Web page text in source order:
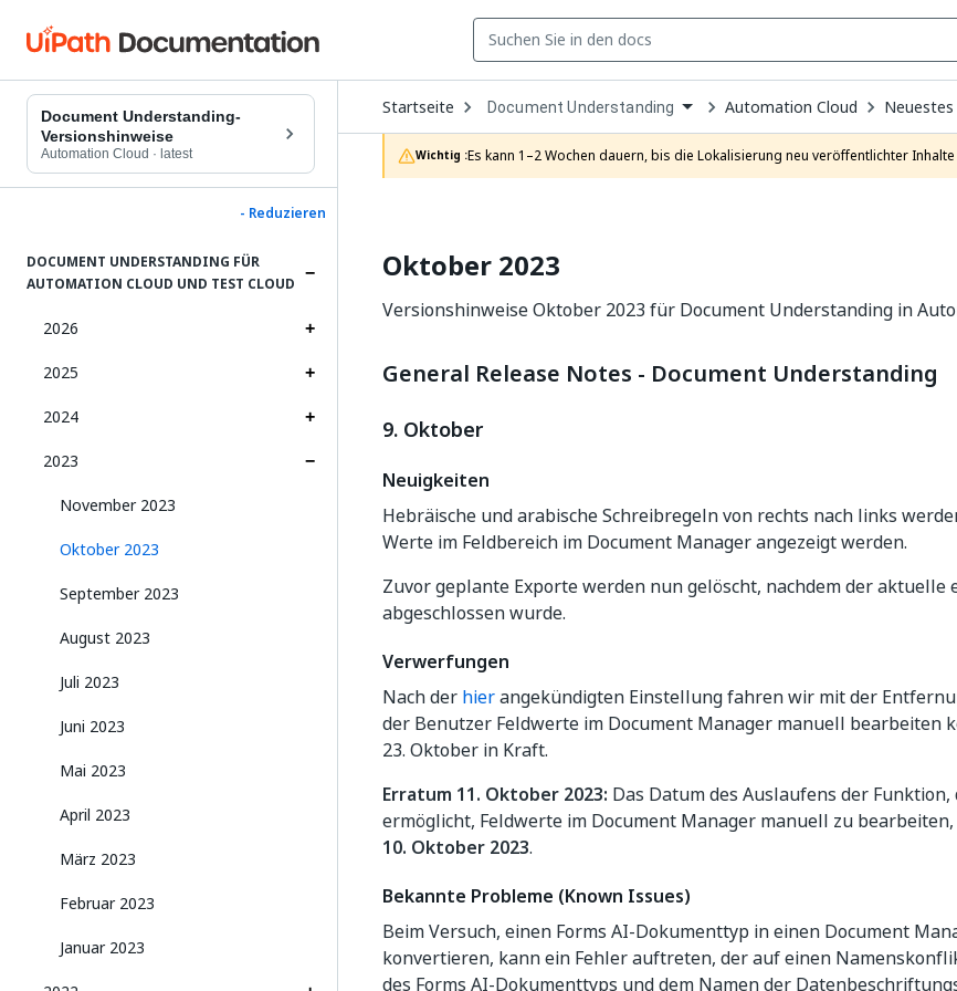
Document Understanding-
Versionshinweise
Automation Cloud · latest
- Reduzieren
DOCUMENT UNDERSTANDING FÜR
AUTOMATION CLOUD UND TEST CLOUD
2026
2025
2024
2023
November 2023
Oktober 2023
September 2023
August 2023
Juli 2023
Juni 2023
Mai 2023
April 2023
März 2023
Februar 2023
Januar 2023
Startseite Open
Dropdown
to
choose
product
Document Understanding Automation Cloud Neuestes
Wichtig :Es kann 1–2 Wochen dauern, bis die Lokalisierung neu veröffentlichter
Oktober 2023
Versionshinweise Oktober 2023 für Document Understanding in
General Release Notes - Document Understanding
9. Oktober
Neuigkeiten
Hebräische und arabische Schreibregeln von rechts nach links
Werte im Feldbereich im Document Manager angezeigt werden.
Zuvor geplante Exporte werden nun gelöscht, nachdem der aktuelle
abgeschlossen wurde.
Verwerfungen
Nach der hierangekündigten Einstellung fahren wir mit der
der Benutzer Feldwerte im Document Manager manuell bearbeiten
23. Oktober in Kraft.
Erratum 11. Oktober 2023: Das Datum des Auslaufens der
ermöglicht, Feldwerte im Document Manager manuell zu
10. Oktober 2023.
Bekannte Probleme (Known Issues)
Beim Versuch, einen Forms AI-Dokumenttyp in einen Document
konvertieren, kann ein Fehler auftreten, der auf einen
des Forms AI-Dokumenttyps und dem Namen der